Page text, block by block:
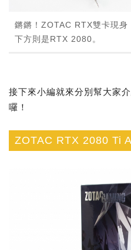
鏘鏘！ZOTAC RTX雙卡現
下方則是RTX 2080。
接下來小編就來分別幫大家
囉！
ZOTAC RTX 2080 Ti